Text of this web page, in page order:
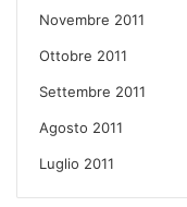
Novembre 2011
Ottobre 2011
Settembre 2011
Agosto 2011
Luglio 2011